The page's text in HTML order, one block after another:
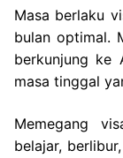
Masa berlaku
bulan optimal.
berkunjung ke
masa tinggal
Memegang
belajar,